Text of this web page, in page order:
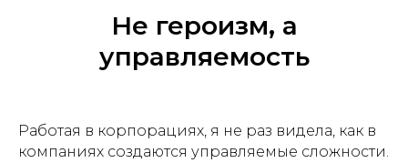
Не героизм, а
управляемость
Работая в корпорациях, я не раз видела, как в
компаниях создаются управляемые сложности.